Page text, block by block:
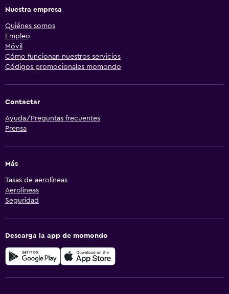
Nuestra empresa
Quiénes somos
Empleo
Móvil
Cómo funcionan nuestros servicios
Códigos promocionales momondo
Contactar
Ayuda/Preguntas frecuentes
Prensa
Más
Tasas de aerolíneas
Aerolíneas
Seguridad
Descarga la app de momondo